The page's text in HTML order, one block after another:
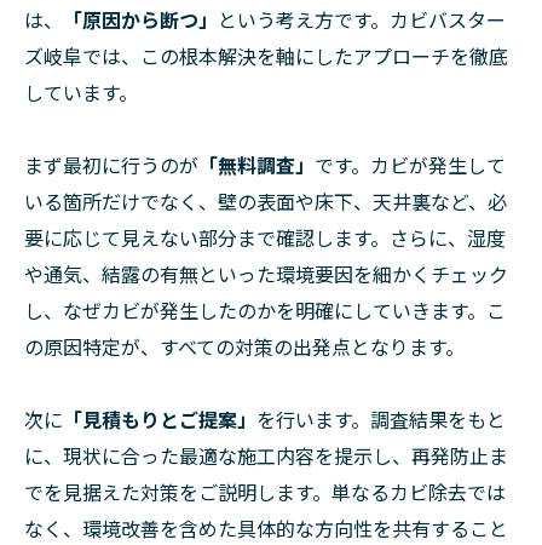
は、
「原因から断つ」 という考え方です。カビバスター
ズ岐阜では、この根本解決を軸にしたアプローチを徹底
しています。
まず最初に行うのが 「無料調査」 です。カビが発生して
いる箇所だけでなく、壁の表面や床下、天井裏など、必
要に応じて見えない部分まで確認します。さらに、湿度
や通気、結露の有無といった環境要因を細かくチェック
し、なぜカビが発生したのかを明確にしていきます。こ
の原因特定が、すべての対策の出発点となります。
次に 「見積もりとご提案」 を行います。調査結果をもと
に、現状に合った最適な施工内容を提示し、再発防止ま
でを見据えた対策をご説明します。単なるカビ除去では
なく、環境改善を含めた具体的な方向性を共有すること